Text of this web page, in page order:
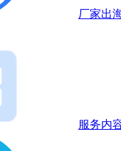
厂家出
服务内